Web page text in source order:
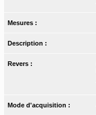
Mesures :
Description :
Revers :
Mode d'acquisition :